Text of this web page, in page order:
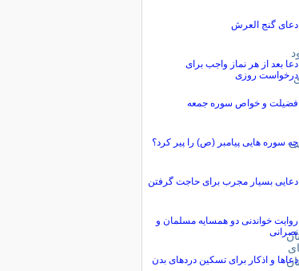
دعای گنج العرش
دعا بعد از هر نماز واجب براى
درخواست روزى
فضیلت و خواص سوره جمعه
چه سوره هایی پیامبر (ص) را پیر کرد؟
دعایی بسیار مجرب برای حاجت گرفتن
روایت خواندنی دو همسایه مسلمان و
نصرانی
دعاها و اذکار برای تسکین دردهای بدن